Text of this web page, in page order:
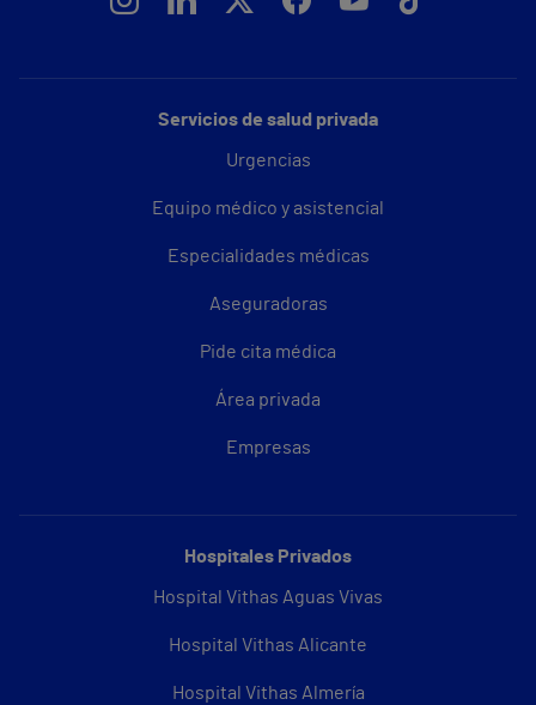
Servicios de salud privada
Urgencias
Equipo médico y asistencial
Especialidades médicas
Aseguradoras
Pide cita médica
Área privada
Empresas
Hospitales Privados
Hospital Vithas Aguas Vivas
Hospital Vithas Alicante
Hospital Vithas Almería